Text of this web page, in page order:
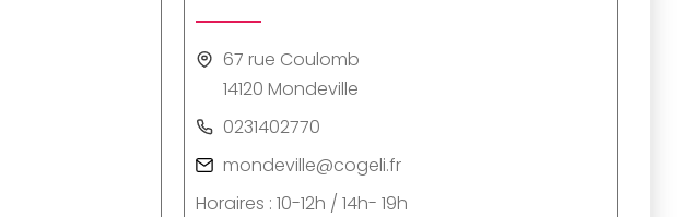
67 rue Coulomb
14120 Mondeville
0231402770
mondeville@cogeli.fr
Horaires : 10-12h / 14h- 19h